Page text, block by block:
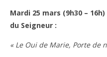
Mardi 25 mars (9h30 –
du Seigneur :
« Le Oui de Marie, Porte de